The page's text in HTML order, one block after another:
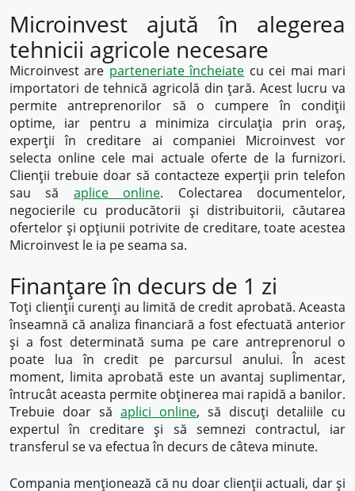
Microinvest ajută în alegerea
tehnicii agricole necesare
Microinvest are parteneriate încheiate cu cei mai mari
importatori de tehnică agricolă din țară. Acest lucru va
permite antreprenorilor să o cumpere în condiții
optime, iar pentru a minimiza circulația prin oraș,
experții în creditare ai companiei Microinvest vor
selecta online cele mai actuale oferte de la furnizori.
Clienții trebuie doar să contacteze experții prin telefon
sau să aplice online. Colectarea documentelor,
negocierile cu producătorii și distribuitorii, căutarea
ofertelor și opțiunii potrivite de creditare, toate acestea
Microinvest le ia pe seama sa.
Finanțare în decurs de 1 zi
Toți clienții curenți au limită de credit aprobată. Aceasta
înseamnă că analiza financiară a fost efectuată anterior
și a fost determinată suma pe care antreprenorul o
poate lua în credit pe parcursul anului. În acest
moment, limita aprobată este un avantaj suplimentar,
întrucât aceasta permite obținerea mai rapidă a banilor.
Trebuie doar să aplici online, să discuți detaliile cu
expertul în creditare și să semnezi contractul, iar
transferul se va efectua în decurs de câteva minute.
Compania menționează că nu doar clienții actuali, dar și